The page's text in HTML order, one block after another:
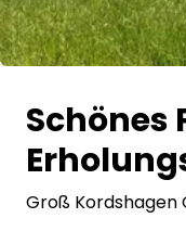
Gutscheine
Shop
Kontakt
Schönes
Groß Kordshagen